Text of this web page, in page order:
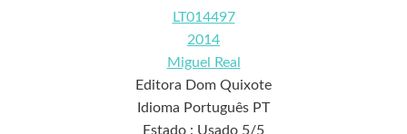
LT014497
2014
Miguel Real
Editora Dom Quixote
Idioma Português PT
Estado : Usado 5/5